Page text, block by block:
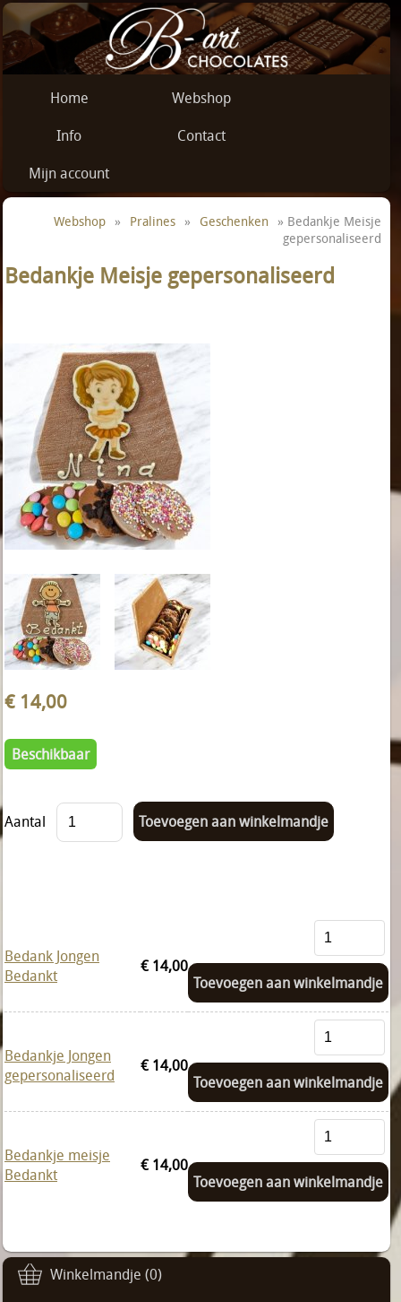
Home
Webshop
Info
Contact
Mijn account
Winkelmandje (0)
Webshop » Pralines » Geschenken
» Bedankje Meisje
gepersonaliseerd
Bedankje Meisje gepersonaliseerd
€ 14,00
Beschikbaar
Aantal
Bedank Jongen
Bedankt
€ 14,00
Toevoegen aan winkelmandje
Bedankje Jongen
gepersonaliseerd
€ 14,00
Toevoegen aan winkelmandje
Bedankje meisje
Bedankt
€ 14,00
Toevoegen aan winkelmandje